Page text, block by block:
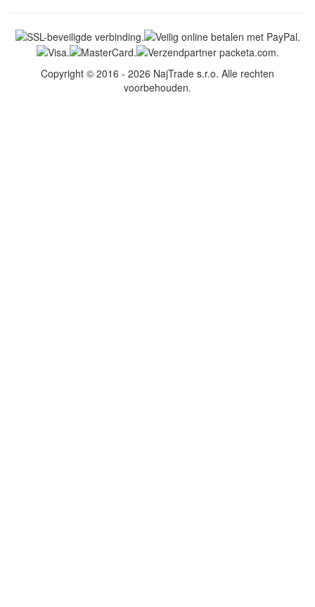
Copyright © 2016 - 2026 NajTrade s.r.o. Alle rechten
voorbehouden.